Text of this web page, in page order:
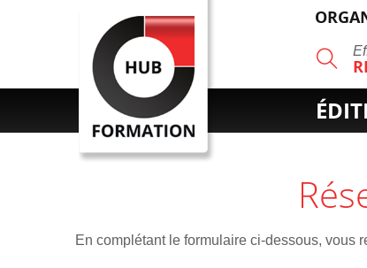
En complétant le formulaire ci-dessous, vous